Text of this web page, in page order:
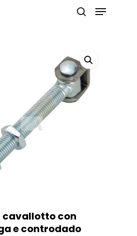
cavallotto con
e controdado